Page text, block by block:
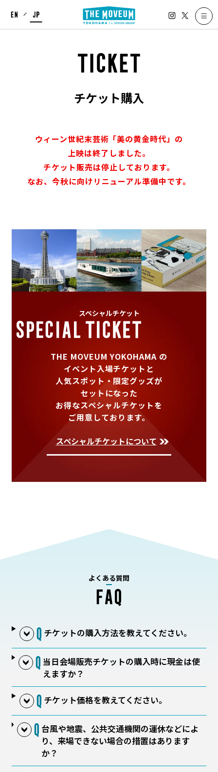
J
n
X
チケット購入
ウィーン世紀末芸術「美の黄金時代」の
上映は終了しました。
チケット販売は停止しております。
なお、今秋に向けリニューアル準備中です。
スペシャルチケット
THE MOVEUM YOKOHAMA の
イベント入場チケットと
人気スポット・限定グッズが
セットになった
お得なスペシャルチケットを
ご用意しております。
スペシャルチケットについて
よくある質問
チケットの購入方法を教えてください。
当日会場販売チケットの購入時に現金は使
えますか？
チケット価格を教えてください。
台風や地震、公共交通機関の運休などによ
り、来場できない場合の措置はあります
か？